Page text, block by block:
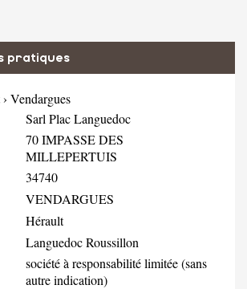
pratiques
› Vendargues
Sarl Plac Languedoc
70 IMPASSE DES
MILLEPERTUIS
34740
VENDARGUES
Hérault
Languedoc Roussillon
société à responsabilité limitée (sans
autre indication)